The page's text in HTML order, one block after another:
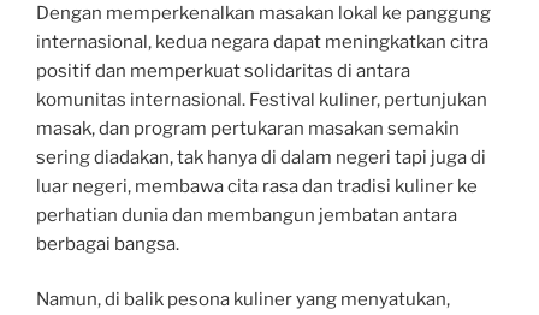
Dengan memperkenalkan masakan lokal ke panggung
internasional, kedua negara dapat meningkatkan citra
positif dan memperkuat solidaritas di antara
komunitas internasional. Festival kuliner, pertunjukan
masak, dan program pertukaran masakan semakin
sering diadakan, tak hanya di dalam negeri tapi juga di
luar negeri, membawa cita rasa dan tradisi kuliner ke
perhatian dunia dan membangun jembatan antara
berbagai bangsa.
Namun, di balik pesona kuliner yang menyatukan,